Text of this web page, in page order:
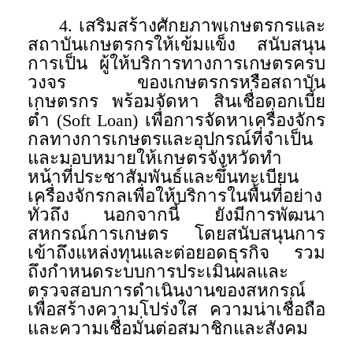
4. เสริมสร้างศักยภาพเกษตรกรและ
สถาบันเกษตรกรให้เข้มแข็ง สนับสนุน
การเป็น ผู้ให้บริการทางการเกษตรครบ
วงจร ของเกษตรกรหรือสถาบัน
เกษตรกร พร้อมจัดหา สินเชื่อดอกเบี้ย
ต่ำ (Soft Loan) เพื่อการจัดหาเครื่องจักร
กลทางการเกษตรและอุปกรณ์ที่จำเป็น
และมอบหมายให้เกษตรจังหวัดทำ
หน้าที่ประชาสัมพันธ์และขึ้นทะเบียน
เครื่องจักรกลเพื่อให้บริการในพื้นที่อย่าง
ทั่วถึง นอกจากนี้ ยังมีการพัฒนา
สหกรณ์การเกษตร โดยสนับสนุนการ
เข้าถึงแหล่งทุนและต่อยอดธุรกิจ รวม
ถึงกำหนดระบบการประเมินผลและ
ตรวจสอบการดำเนินงานของสหกรณ์
เพื่อสร้างความโปร่งใส ความน่าเชื่อถือ
และความเชื่อมั่นต่อสมาชิกและสังคม